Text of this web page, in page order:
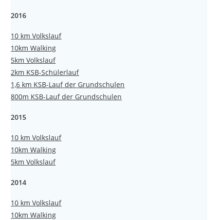
2016
10 km Volkslauf
10km Walking
5km Volkslauf
2km KSB-Schülerlauf
1,6 km KSB-Lauf der Grundschulen
800m KSB-Lauf der Grundschulen
2015
10 km Volkslauf
10km Walking
5km Volkslauf
2014
10 km Volkslauf
10km Walking